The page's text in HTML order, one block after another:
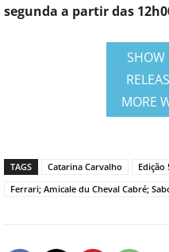
segunda a partir das
SHOW
MORE
TAGS Catarina Carvalho Edição
Ferrari; Amicale du Cheval Cabré;